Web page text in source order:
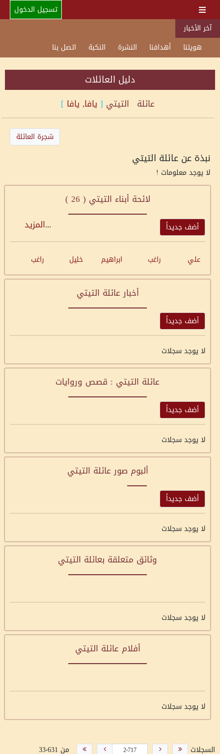
تسجيل الدخول
آخر الأخبار
هويتنا
أهدافنا النشرة النكبة اتصل بنا
دليل العائلات
عائلة التيتي [ يافا, يافا ]
شجرة العائلة
نبذة عن عائلة التيتي
لا يوجد معلومات !
لائحة أبناء التيتي ( 26
)
أضف جديداً ...المزيد
علي راغب ابراهيم خليل راغب
أخبار عائلة التيتي
أضف جديداً
لا يوجد سجلات
عائلة التيتي : قصص وروايات
أضف جديداً
لا يوجد سجلات
ألبوم صور عائلة التيتي
أضف جديداً
لا يوجد سجلات
وثائق متعلقة بعائلة التيتي
لا يوجد سجلات
أفلام عائلة التيتي
لا يوجد سجلات
السجلات من 33٬631